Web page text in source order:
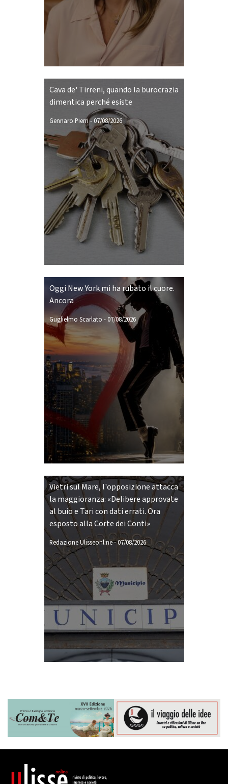
Cava de' Tirreni, quando la burocrazia
dimentica perché esiste
Gennaro Pierri- 07/08/2026
Oggi New York mi ha rubato il cuore.
Ancora
Guglielmo Scarlato -07/08/2026
Vietri sul Mare, l'opposizione attacca
la maggioranza: «Delibere approvate
al buio e Tari con dati errati. Ora
esposto alla Corte dei Conti»
Redazione Ulisseonline-07/08/2026